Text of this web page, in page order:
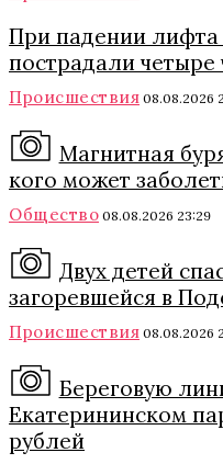
При падении лифта
пострадали четыре
Происшествия 08.08.2026
Магнитная
кого может
Общество 08.08.2026 23:29
Двух детей
загоревшейся в
Происшествия 08.08.2026
Береговую
Екатерининском
рублей